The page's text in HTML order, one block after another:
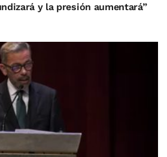
y la presión aumentará”